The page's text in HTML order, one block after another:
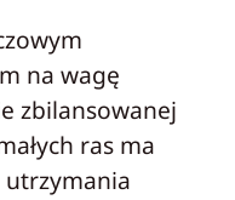
na wagę
zbilansowanej
ras ma
utrzymania